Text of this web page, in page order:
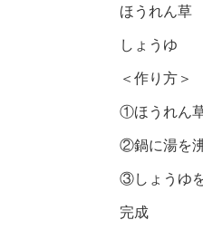
ほうれん
しょう
＜作り方＞
①ほうれん
②鍋に湯を
③しょうゆ
完成